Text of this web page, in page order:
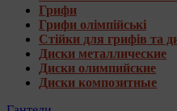
Грифи
Грифи олімпійські
Стійки для грифів та
Диски металлические
Диски олимпийские
Диски композитные